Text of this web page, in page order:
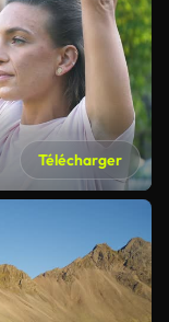
Télécharger